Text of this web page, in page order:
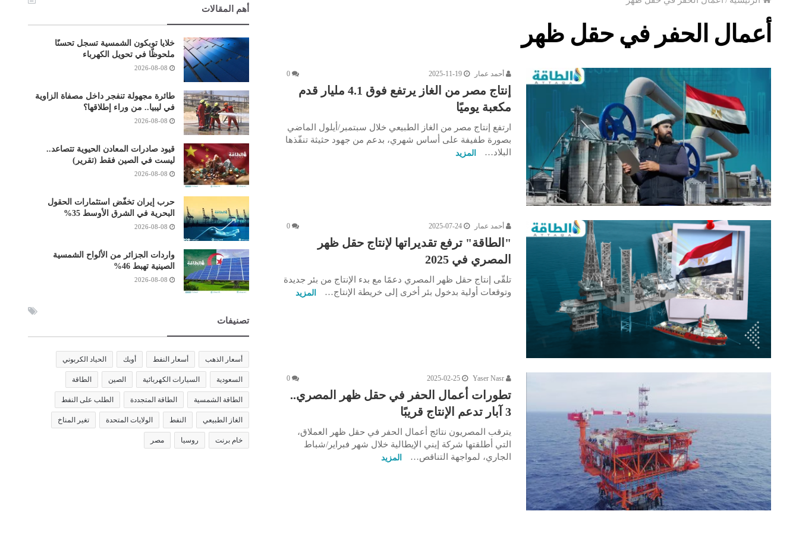
أعمال الحفر في حقل ظهر
أحمد عمار 2025-11-19
0
إنتاج مصر من الغاز يرتفع فوق 4.1 مليار قدم
مكعبة يوميًا
ارتفع إنتاج مصر من الغاز الطبيعي خلال سبتمبر/أيلول الماضي
بصورة طفيفة على أساس شهري، بدعم من جهود حثيثة تنفّذها
البلاد…
المزيد
أحمد عمار 2025-07-24
0
"الطاقة" ترفع تقديراتها لإنتاج حقل ظهر
المصري في 2025
تلقّى إنتاج حقل ظهر المصري دعمًا مع بدء الإنتاج من بئر جديدة
وتوقعات أولية بدخول بئر أخرى إلى خريطة الإنتاج…
المزيد
Yaser Nasr
2025-02-25
0
تطورات أعمال الحفر في حقل ظهر المصري..
3 آبار تدعم الإنتاج قريبًا
يترقب المصريون نتائج أعمال الحفر في حقل ظهر العملاق،
التي أطلقتها شركة إيني الإيطالية خلال شهر فبراير/شباط
الجاري، لمواجهة التناقص…
المزيد
أهم المقالات
خلايا توبكون الشمسية تسجل تحسنًا
ملحوظًا في تحويل الكهرباء
2026-08-08
طائرة مجهولة تنفجر داخل مصفاة الزاوية
في ليبيا.. من وراء إطلاقها؟
2026-08-08
قيود صادرات المعادن الحيوية تتصاعد..
ليست في الصين فقط (تقرير)
2026-08-08
حرب إيران تخفّض استثمارات الحقول
البحرية في الشرق الأوسط 35%
2026-08-08
واردات الجزائر من الألواح الشمسية
الصينية تهبط 46%
2026-08-08
تصنيفات
أسعار الذهب أسعار النفط أوبك الحياد الكربوني
السعودية السيارات الكهربائية الصين الطاقة
الطاقة الشمسية الطاقة المتجددة الطلب على النفط
الغاز الطبيعي النفط الولايات المتحدة تغير المناخ
خام برنت روسيا مصر